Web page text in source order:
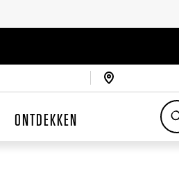
ONTDEKKEN